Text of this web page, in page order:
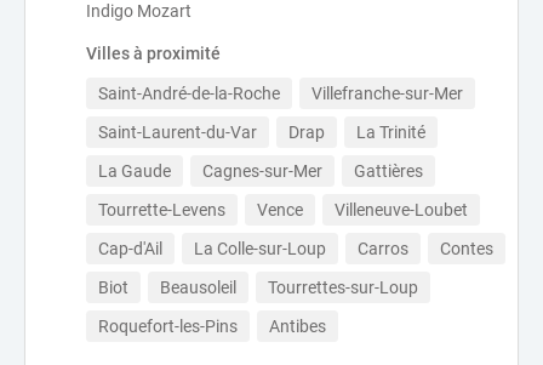
Indigo Mozart
Villes à proximité
Saint-André-de-la-Roche
Villefranche-sur-Mer
Saint-Laurent-du-Var
Drap
La Trinité
La Gaude
Cagnes-sur-Mer
Gattières
Tourrette-Levens
Vence
Villeneuve-Loubet
Cap-d'Ail
La Colle-sur-Loup Carros
Contes
Biot
Beausoleil
Tourrettes-sur-Loup
Roquefort-les-Pins
Antibes